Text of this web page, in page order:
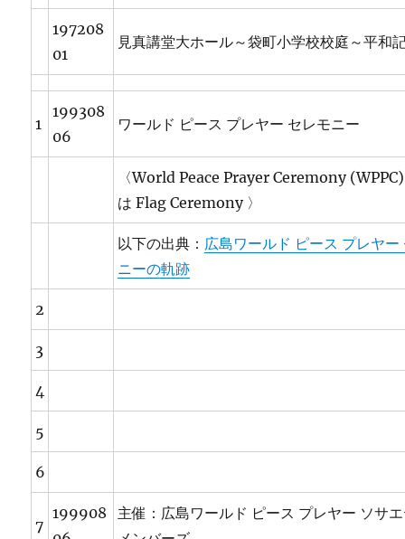
197208
01
見真講堂大ホール～袋町小学校校庭～平和
1
199308
06
ワールド ピース プレヤー セレモニー
〈World Peace Prayer Ceremony
は Flag Ceremony 〉
以下の出典： 広島ワールド ピース プレヤー
ニーの軌跡
2
3
4
5
6
7
199908
主催：広島ワールド ピース プレヤー ソサ